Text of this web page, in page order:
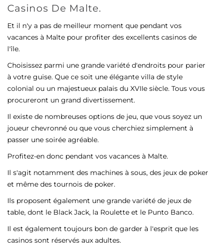
Casinos De Malte.
Et il n'y a pas de meilleur moment que pendant vos
vacances à Malte pour profiter des excellents casinos de
l'île.
Choisissez parmi une grande variété d'endroits pour parier
à votre guise. Que ce soit une élégante villa de style
colonial ou un majestueux palais du XVIIe siècle. Tous vous
procureront un grand divertissement.
Il existe de nombreuses options de jeu, que vous soyez un
joueur chevronné ou que vous cherchiez simplement à
passer une soirée agréable.
Profitez-en donc pendant vos vacances à Malte.
Il s'agit notamment des machines à sous, des jeux de poker
et même des tournois de poker.
Ils proposent également une grande variété de jeux de
table, dont le Black Jack, la Roulette et le Punto Banco.
Il est également toujours bon de garder à l'esprit que les
casinos sont réservés aux adultes.